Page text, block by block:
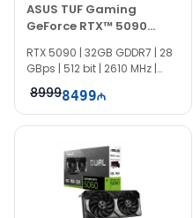
ASUS TUF Gaming
GeForce RTX™ 5090
32GB (512-bit) GDDR7
OC Edition
RTX 5090 | 32GB GDDR7 | 28
GBps | 512 bit | 2610 MHz |
1000W |
89998499